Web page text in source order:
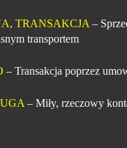
TRANSAKCJA –
transportem
– Transakcja poprzez
– Miły, rzeczowy